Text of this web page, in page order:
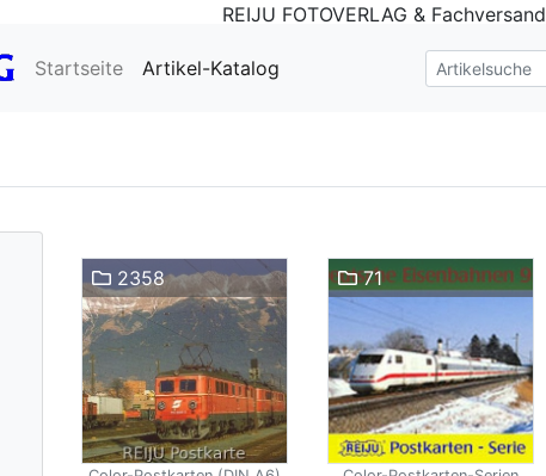
REIJU FOTOVERLAG & Fachversand
Startseite Artikel-Katalog
2358 71